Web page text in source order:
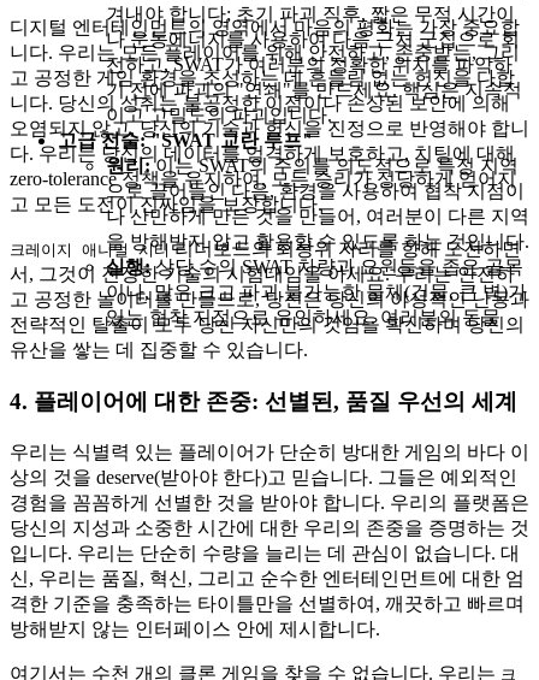
겨내야 합니다; 초기 파괴 직후, 짧은 무적 시간이
나 운동에너지를 사용하여 다음 근처 군집으로 회
전하고, SWAT가 여러분의 정확한 위치를 파악하
기 전에 파괴의 "연쇄"를 만드세요. 핵심은 지속적
이고 고밀도의 파괴입니다.
고급 전술: "SWAT 교란 루프"
원리:이는 SWAT의 주의를 의도적으로 특정 지역
으로 끌어들인 다음, 환경을 사용하여 협착 지점이
나 산만하게 만든 것을 만들어, 여러분이 다른 지역
을 방해받지 않고 활용할 수 있도록 하는 것입니다.
실행:상당 수의 SWAT 차량과 요원들을 좁은 골목
이나, 많은 크고 파괴 불가능한 물체(건물, 큰 벽)가
있는 협착 지점으로 유인하세요. 여러분의 동물
디지털 엔터테인먼트의 영역에서 마음의 평화는 가장 중요합
니다. 우리는 모든 플레이어를 위해 안전하고, 존중받는, 그리
고 공정한 게임 환경을 조성하는 데 흔들림 없는 헌신을 다합
니다. 당신의 성취는 불공정한 이점이나 손상된 보안에 의해
오염되지 않고, 당신의 기술과 헌신을 진정으로 반영해야 합니
다. 우리는 당신의 데이터를 엄격하게 보호하고, 치팅에 대해
zero-tolerance 정책을 유지하여, 모든 승리가 정당하게 얻어지
고 모든 도전이 진짜임을 보장합니다.
크레이지 애니멀 시티리더보드의 최상위 자리를 향해 도전하면
서, 그것이 진정한 기술의 시험대임을 아세요. 우리는 안전하
고 공정한 놀이터를 만들므로, 당신은 당신의 야성적인 난동과
전략적인 탈출이 모두 당신 자신만의 것임을 확신하며 당신의
유산을 쌓는 데 집중할 수 있습니다.
4. 플레이어에 대한 존중: 선별된, 품질 우선의 세계
우리는 식별력 있는 플레이어가 단순히 방대한 게임의 바다 이
상의 것을 deserve(받아야 한다)고 믿습니다. 그들은 예외적인
경험을 꼼꼼하게 선별한 것을 받아야 합니다. 우리의 플랫폼은
당신의 지성과 소중한 시간에 대한 우리의 존중을 증명하는 것
입니다. 우리는 단순히 수량을 늘리는 데 관심이 없습니다. 대
신, 우리는 품질, 혁신, 그리고 순수한 엔터테인먼트에 대한 엄
격한 기준을 충족하는 타이틀만을 선별하여, 깨끗하고 빠르며
방해받지 않는 인터페이스 안에 제시합니다.
여기서는 수천 개의 클론 게임을 찾을 수 없습니다. 우리는 크